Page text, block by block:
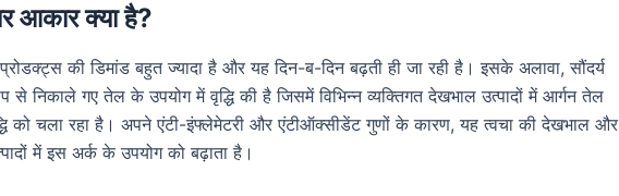
आकार क्या है?
की डिमांड बहुत ज्यादा है और यह दिन-ब-दिन बढ़ती ही जा रही है। इसके अलावा, सौंदर्य
से निकाले गए तेल के उपयोग में वृद्धि की है जिसमें विभिन्न व्यक्तिगत देखभाल उत्पादों में आर्गन तेल
को चला रहा है। अपने एंटी-इंफ्लेमेटरी और एंटीऑक्सीडेंट गुणों के कारण, यह त्वचा की देखभाल और
में इस अर्क के उपयोग को बढ़ाता है।